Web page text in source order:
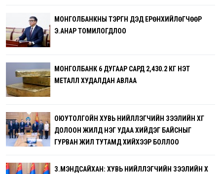
МОНГОЛБАНКНЫ ТЭРГҮҮН ДЭД ЕРӨНХИЙЛӨГЧӨӨР
Э.АНАР ТОМИЛОГДЛОО
МОНГОЛБАНК 6 ДУГААР САРД 2,430.2 КГ ҮНЭТ
МЕТАЛЛ ХУДАЛДАН АВЛАА
ОЮУТОЛГОЙН ХУВЬ НИЙЛҮҮЛЭГЧИЙН ЗЭЭЛИЙН ХҮҮГ
ДОЛООН ЖИЛД НЭГ УДАА ХИЙДЭГ БАЙСНЫГ
ГУРВАН ЖИЛ ТУТАМД ХИЙХЭЭР БОЛЛОО
З.МЭНДСАЙХАН: ХУВЬ НИЙЛҮҮЛЭГЧИЙН ЗЭЭЛИЙН ХҮҮ